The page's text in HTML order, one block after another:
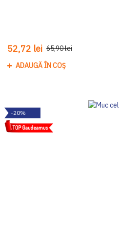
52,72 lei 65,90 lei
ADAUGĂ ÎN COȘ
-20%